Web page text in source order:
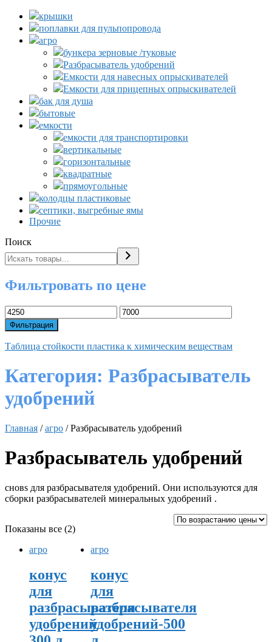
крышки
поплавки для пульпопровода
агро
бункера зерновые /туковые
Разбрасыватель удобрений
Емкости для навесных опрыскивателей
Емкости для прицепных опрыскивателей
бак для душа
бытовые
емкости
емкости для транспортировки
вертикальные
горизонтальные
квадратные
прямоугольные
колодцы пластиковые
септики, выгребные ямы
Прочие
Поиск
Фильтровать по цене
Минимальная
цена
Максимальная
цена
Фильтрация
Таблица стойкости пластика к химическим веществам
Категория: Разбрасыватель
удобрений
Главная /агро / Разбрасыватель удобрений
Разбрасыватель удобрений
сновs для разбрасывателя удобрений. Они используются для
сборки разбрасывателей минеральных удобрений .
Показаны все (2)Цены:
возрастанию
агро
конус
для
разбрасывателя
удобрений
агро
конус
для
разбрасывателя
удобрений-500